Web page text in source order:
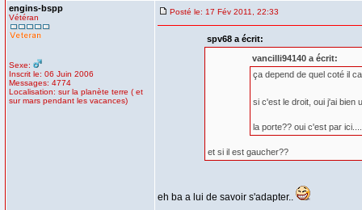
engins-bspp
Vétéran
Sexe:
Inscrit le: 06 Juin 2006
Messages: 4774
Localisation: sur la planète terre ( et
sur mars pendant les vacances)
Posté le: 17 Fév 2011, 22:33
spv68 a écrit:
vancilli94140 a écrit:
ça depend de quel coté il
si c'est le droit, oui j'ai bien
la porte?? oui c'est par
et si il est gaucher??
eh ba a lui de savoir s'adapter..